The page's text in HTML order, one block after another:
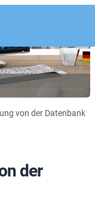
von der Datenbank
der